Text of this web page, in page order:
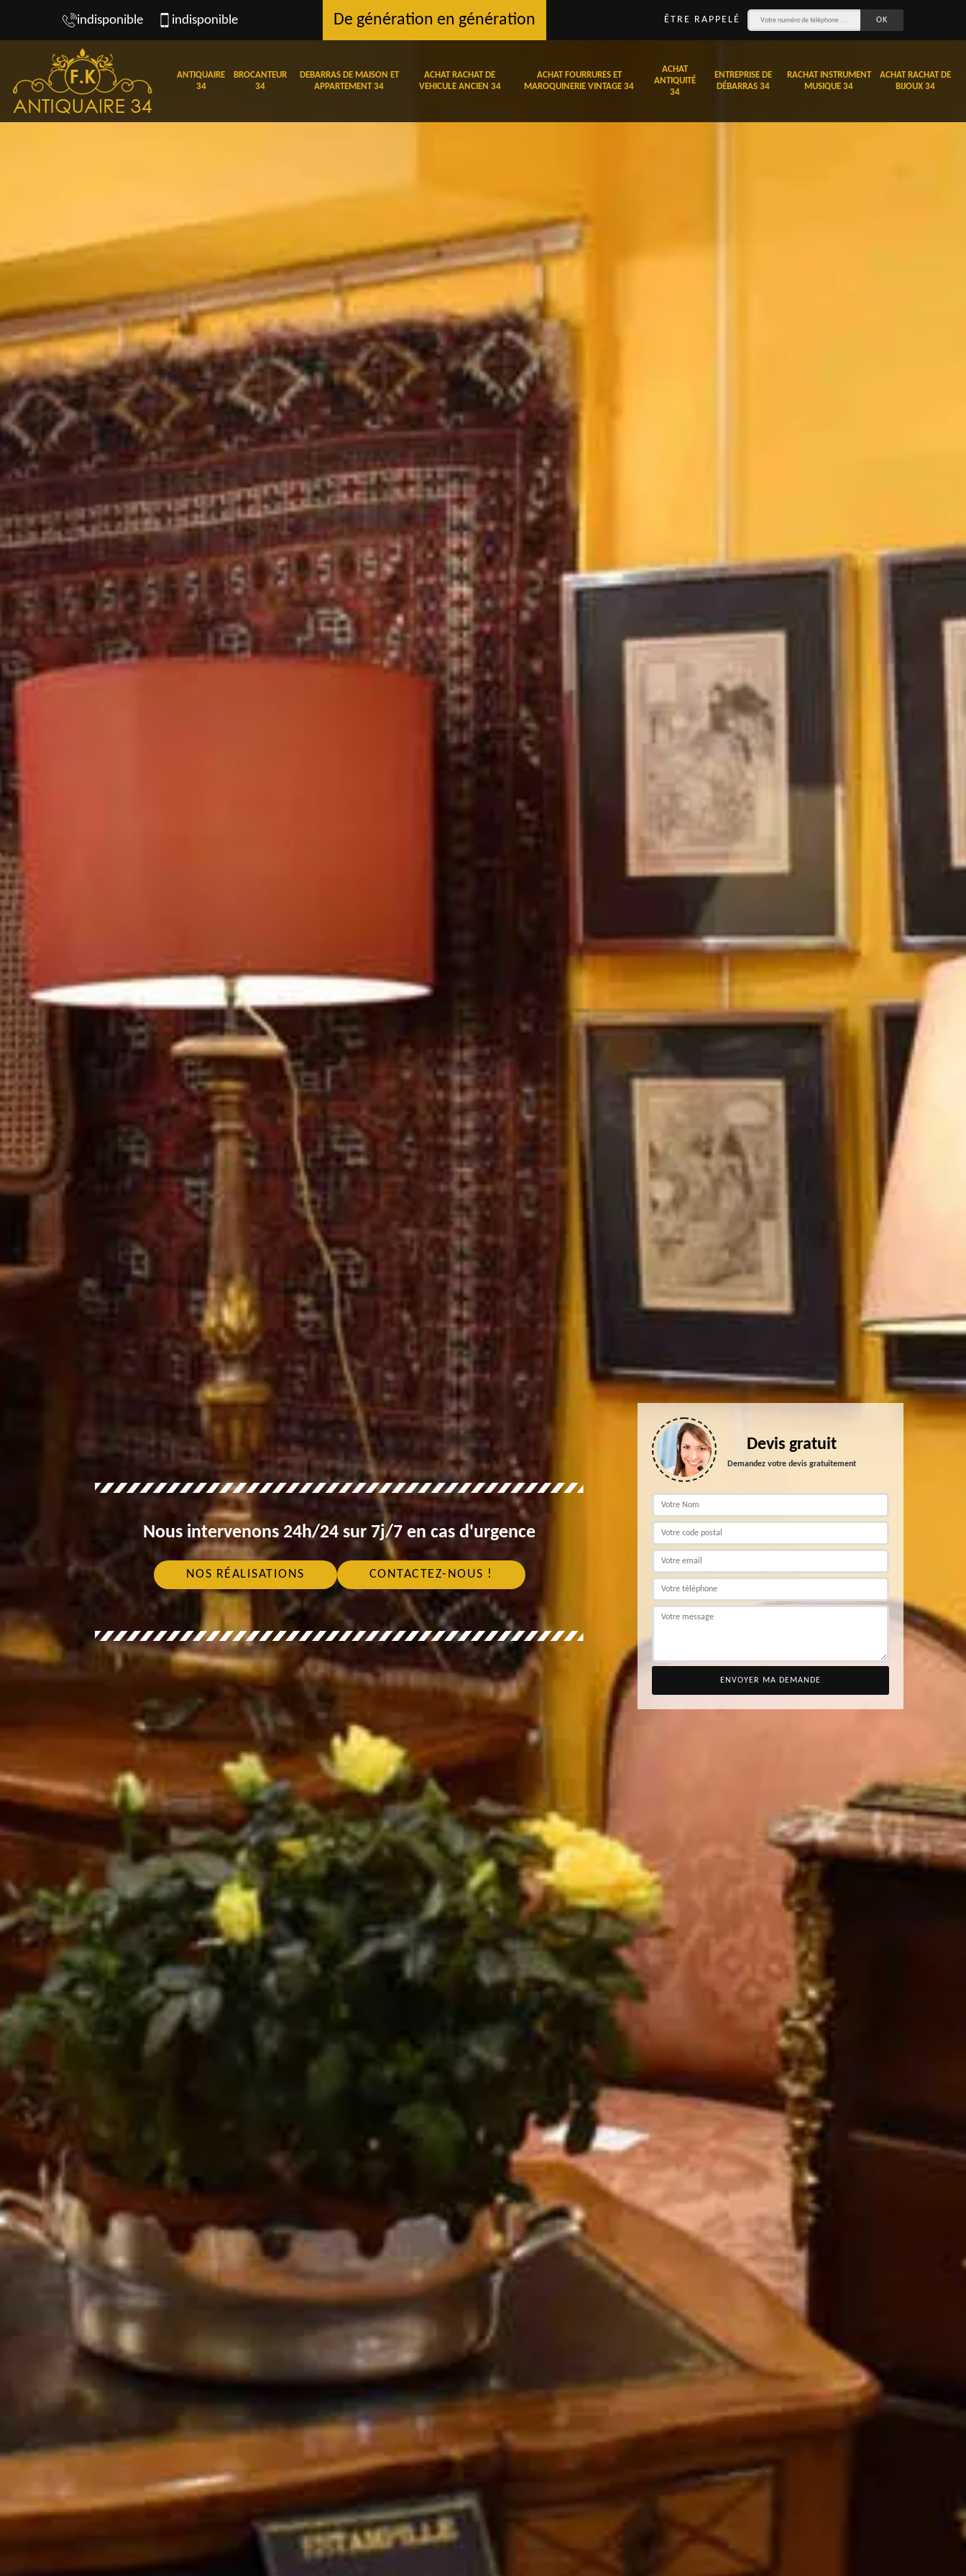
indisponible indisponible De génération en génération ÊTRE RAPPELÉ
ANTIQUAIRE
34
BROCANTEUR
34
DEBARRAS DE MAISON ET
APPARTEMENT 34
ACHAT RACHAT DE
VEHICULE ANCIEN 34
ACHAT FOURRURES ET
MAROQUINERIE VINTAGE 34
ACHAT
ANTIQUITÉ
34
ENTREPRISE DE
DÉBARRAS 34
RACHAT INSTRUMENT
MUSIQUE 34
ACHAT RACHAT DE
BIJOUX 34
Nous intervenons 24h/24 sur 7j/7 en cas d'urgence
NOS RÉALISATIONS CONTACTEZ-NOUS !
Devis gratuit
Demandez votre devis gratuitement